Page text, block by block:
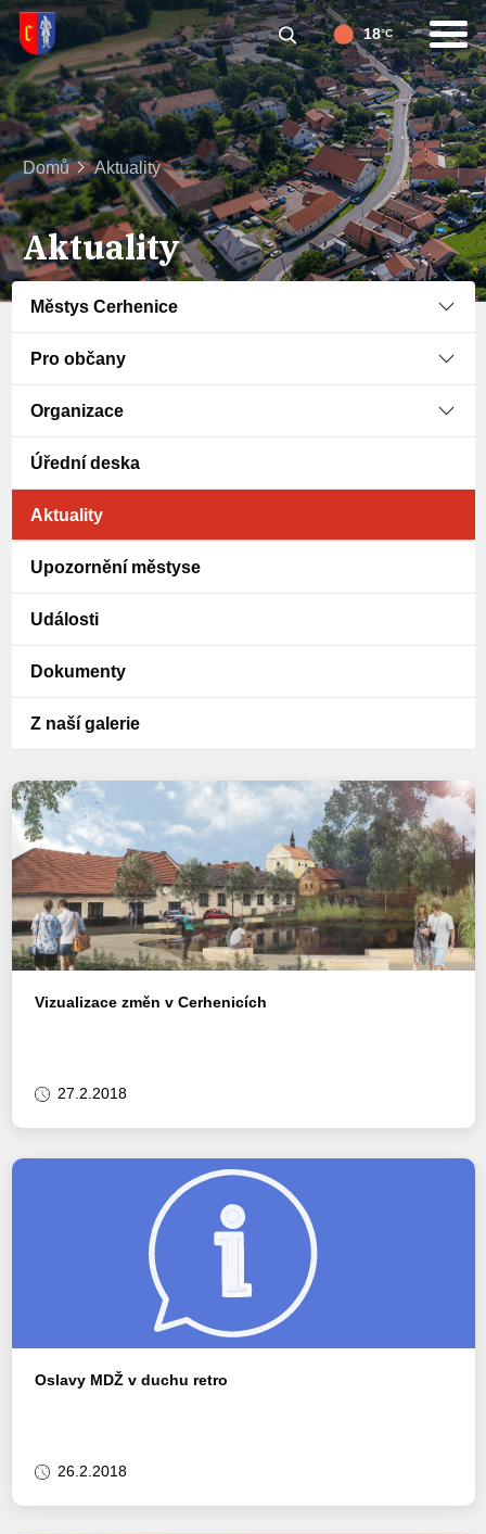
18°C
Domů Aktuality
Aktuality
Městys Cerhenice
Pro občany
Organizace
Úřední deska
Aktuality
Upozornění městyse
Události
Dokumenty
Z naší galerie
Vizualizace změn v Cerhenicích
27.2.2018
Oslavy MDŽ v duchu retro
26.2.2018